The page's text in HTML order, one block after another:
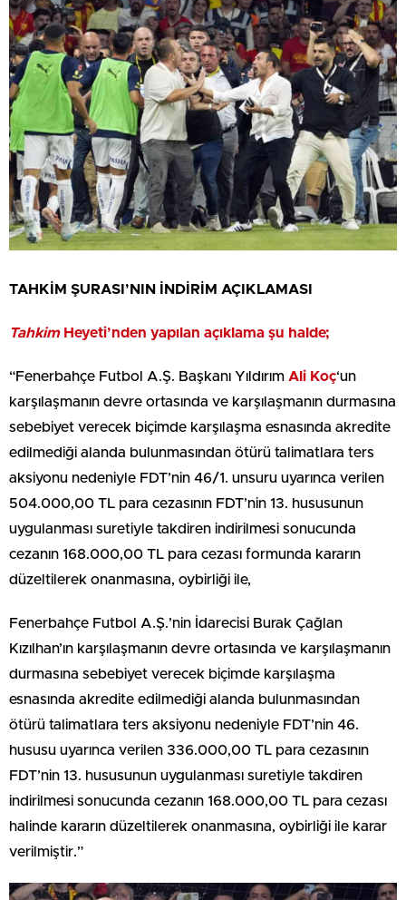
TAHKİM ŞURASI’NIN İNDİRİM AÇIKLAMASI
Tahkim Heyeti’nden yapılan açıklama şu halde;
“Fenerbahçe Futbol A.Ş. Başkanı Yıldırım Ali Koç‘un
karşılaşmanın devre ortasında ve karşılaşmanın durmasına
sebebiyet verecek biçimde karşılaşma esnasında akredite
edilmediği alanda bulunmasından ötürü talimatlara ters
aksiyonu nedeniyle FDT’nin 46/1. unsuru uyarınca verilen
504.000,00 TL para cezasının FDT’nin 13. hususunun
uygulanması suretiyle takdiren indirilmesi sonucunda
cezanın 168.000,00 TL para cezası formunda kararın
düzeltilerek onanmasına, oybirliği ile,
Fenerbahçe Futbol A.Ş.’nin İdarecisi Burak Çağlan
Kızılhan’ın karşılaşmanın devre ortasında ve karşılaşmanın
durmasına sebebiyet verecek biçimde karşılaşma
esnasında akredite edilmediği alanda bulunmasından
ötürü talimatlara ters aksiyonu nedeniyle FDT’nin 46.
hususu uyarınca verilen 336.000,00 TL para cezasının
FDT’nin 13. hususunun uygulanması suretiyle takdiren
indirilmesi sonucunda cezanın 168.000,00 TL para cezası
halinde kararın düzeltilerek onanmasına, oybirliği ile karar
verilmiştir.”